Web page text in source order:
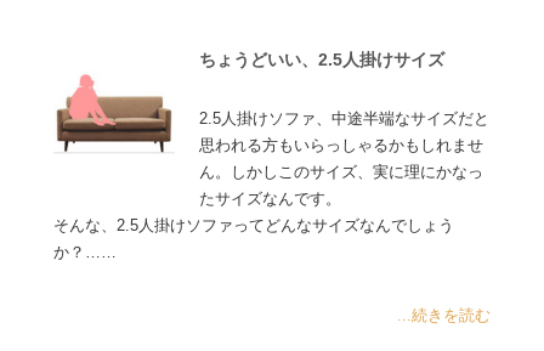
ちょうどいい、2.5人掛けサイズ
2.5人掛けソファ、中途半端なサイズだと
思われる方もいらっしゃるかもしれませ
ん。しかしこのサイズ、実に理にかなっ
たサイズなんです。
そんな、2.5人掛けソファってどんなサイズなんでしょう
か？……
...続きを読む